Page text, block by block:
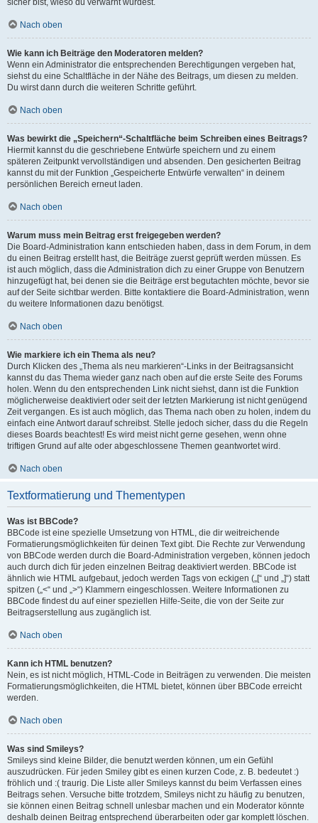
sicher bist, wieso du verwarnt wurdest.
Nach oben
Wie kann ich Beiträge den Moderatoren melden?
Wenn ein Administrator die entsprechenden Berechtigungen vergeben hat,
siehst du eine Schaltfläche in der Nähe des Beitrags, um diesen zu melden.
Du wirst dann durch die weiteren Schritte geführt.
Nach oben
Was bewirkt die „Speichern“-Schaltfläche beim Schreiben eines Beitrags?
Hiermit kannst du die geschriebene Entwürfe speichern und zu einem
späteren Zeitpunkt vervollständigen und absenden. Den gesicherten Beitrag
kannst du mit der Funktion „Gespeicherte Entwürfe verwalten“ in deinem
persönlichen Bereich erneut laden.
Nach oben
Warum muss mein Beitrag erst freigegeben werden?
Die Board-Administration kann entschieden haben, dass in dem Forum, in dem
du einen Beitrag erstellt hast, die Beiträge zuerst geprüft werden müssen. Es
ist auch möglich, dass die Administration dich zu einer Gruppe von Benutzern
hinzugefügt hat, bei denen sie die Beiträge erst begutachten möchte, bevor sie
auf der Seite sichtbar werden. Bitte kontaktiere die Board-Administration, wenn
du weitere Informationen dazu benötigst.
Nach oben
Wie markiere ich ein Thema als neu?
Durch Klicken des „Thema als neu markieren“-Links in der Beitragsansicht
kannst du das Thema wieder ganz nach oben auf die erste Seite des Forums
holen. Wenn du den entsprechenden Link nicht siehst, dann ist die Funktion
möglicherweise deaktiviert oder seit der letzten Markierung ist nicht genügend
Zeit vergangen. Es ist auch möglich, das Thema nach oben zu holen, indem du
einfach eine Antwort darauf schreibst. Stelle jedoch sicher, dass du die Regeln
dieses Boards beachtest! Es wird meist nicht gerne gesehen, wenn ohne
triftigen Grund auf alte oder abgeschlossene Themen geantwortet wird.
Nach oben
Textformatierung und Thementypen
Was ist BBCode?
BBCode ist eine spezielle Umsetzung von HTML, die dir weitreichende
Formatierungsmöglichkeiten für deinen Text gibt. Die Rechte zur Verwendung
von BBCode werden durch die Board-Administration vergeben, können jedoch
auch durch dich für jeden einzelnen Beitrag deaktiviert werden. BBCode ist
ähnlich wie HTML aufgebaut, jedoch werden Tags von eckigen („[“ und „]“) statt
spitzen („<“ und „>“) Klammern eingeschlossen. Weitere Informationen zu
BBCode findest du auf einer speziellen Hilfe-Seite, die von der Seite zur
Beitragserstellung aus zugänglich ist.
Nach oben
Kann ich HTML benutzen?
Nein, es ist nicht möglich, HTML-Code in Beiträgen zu verwenden. Die meisten
Formatierungsmöglichkeiten, die HTML bietet, können über BBCode erreicht
werden.
Nach oben
Was sind Smileys?
Smileys sind kleine Bilder, die benutzt werden können, um ein Gefühl
auszudrücken. Für jeden Smiley gibt es einen kurzen Code, z. B. bedeutet :)
fröhlich und :( traurig. Die Liste aller Smileys kannst du beim Verfassen eines
Beitrags sehen. Versuche bitte trotzdem, Smileys nicht zu häufig zu benutzen,
sie können einen Beitrag schnell unlesbar machen und ein Moderator könnte
deshalb deinen Beitrag entsprechend überarbeiten oder gar komplett löschen.